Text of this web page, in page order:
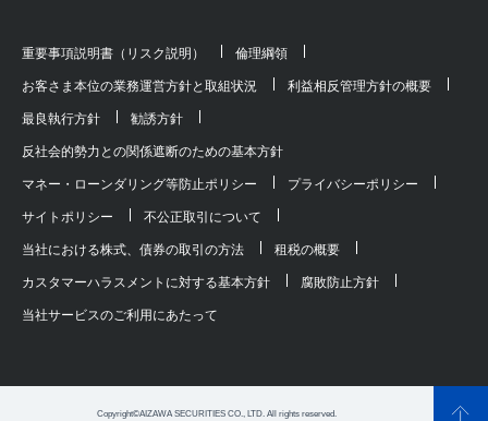
重要事項説明書（リスク説明） 倫理綱領
お客さま本位の業務運営方針と取組状況 利益相反管理方針の概要
最良執行方針 勧誘方針
反社会的勢力との関係遮断のための基本方針
マネー・ローンダリング等防止ポリシー プライバシーポリシー
サイトポリシー 不公正取引について
当社における株式、債券の取引の方法 租税の概要
カスタマーハラスメントに対する基本方針 腐敗防止方針
当社サービスのご利用にあたって
Copyright©AIZAWA SECURITIES CO., LTD. All rights reserved.